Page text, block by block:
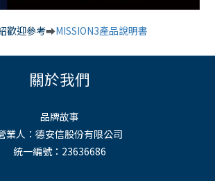
歡迎參考⮕MISSION3產品說明書
關於我們
品牌故事
業人：德安信股份有限公司
統一編號：23636686